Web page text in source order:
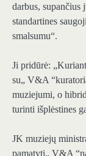
darbus, supančius
standartines
smalsumu“.
Ji pridūrė:
su„ V&A
muziejumi, o
turinti išplėstines
JK muziejų
pamatyti„ V&A